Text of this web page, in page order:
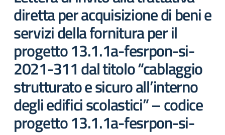
diretta per acquisizione di beni e
servizi della fornitura per il
progetto 13.1.1a-fesrpon-si-
2021-311 dal titolo “cablaggio
strutturato e sicuro all’interno
degli edifici scolastici” – codice
progetto 13.1.1a-fesrpon-si-